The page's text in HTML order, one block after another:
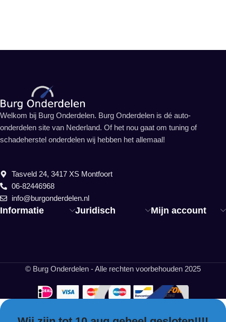
Informatie Juridisch Mijn account
Welkom bij Burg Onderdelen. Burg Onderdelen is dé auto-
onderdelen site van Nederland. Of het nou gaat om tuning of
schadeherstel onderdelen wij hebben het allemaal!
Tasveld 24, 3417 XS Montfoort
06-82446968
info@burgonderdelen.nl
© Burg Onderdelen - Alle rechten voorbehouden 2025